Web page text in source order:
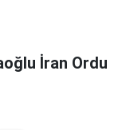
İran Ordu